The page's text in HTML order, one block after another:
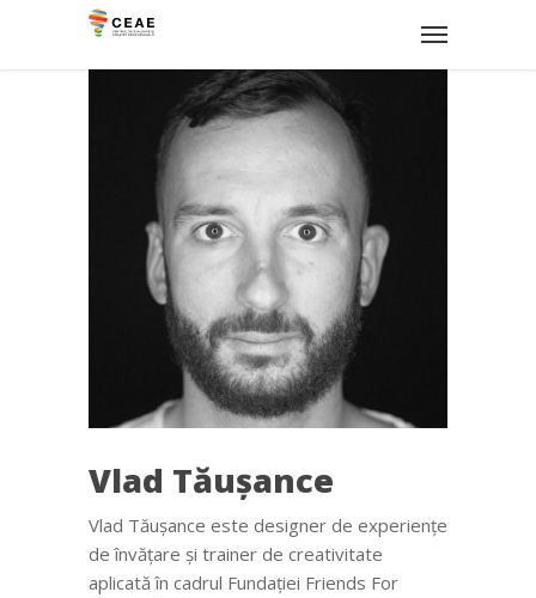
Vlad Tăușance
Vlad Tăușance este designer de experiențe
de învățare și trainer de creativitate
aplicată în cadrul Fundației Friends For